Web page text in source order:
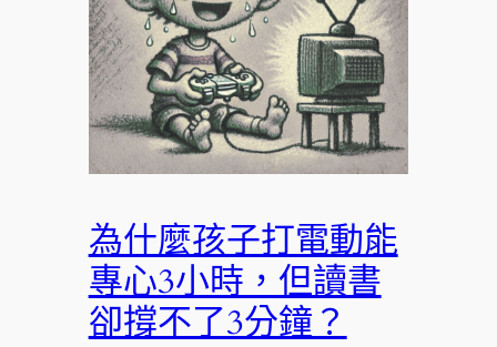
為什麼孩子打電動能
專心3小時，但讀書
卻撐不了3分鐘？